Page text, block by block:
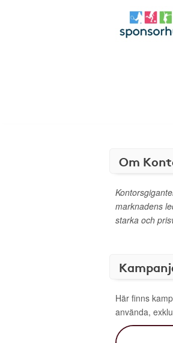
Om
marknadens
starka och
Här finns
använda,